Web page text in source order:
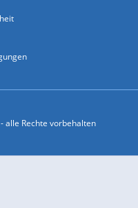
alle Rechte vorbehalten